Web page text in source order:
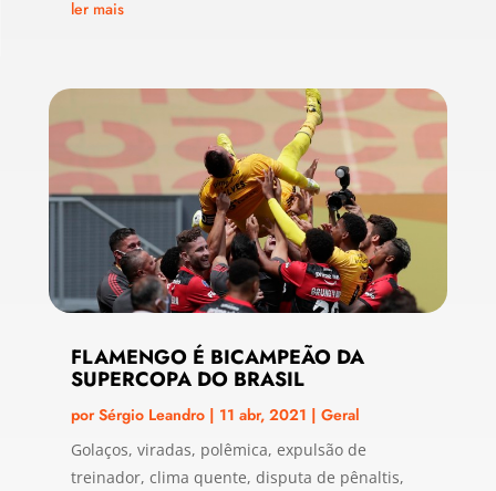
ler mais
FLAMENGO É BICAMPEÃO DA
SUPERCOPA DO BRASIL
porSérgio Leandro| 11 abr, 2021 | Geral
Golaços, viradas, polêmica, expulsão de
treinador, clima quente, disputa de pênaltis,